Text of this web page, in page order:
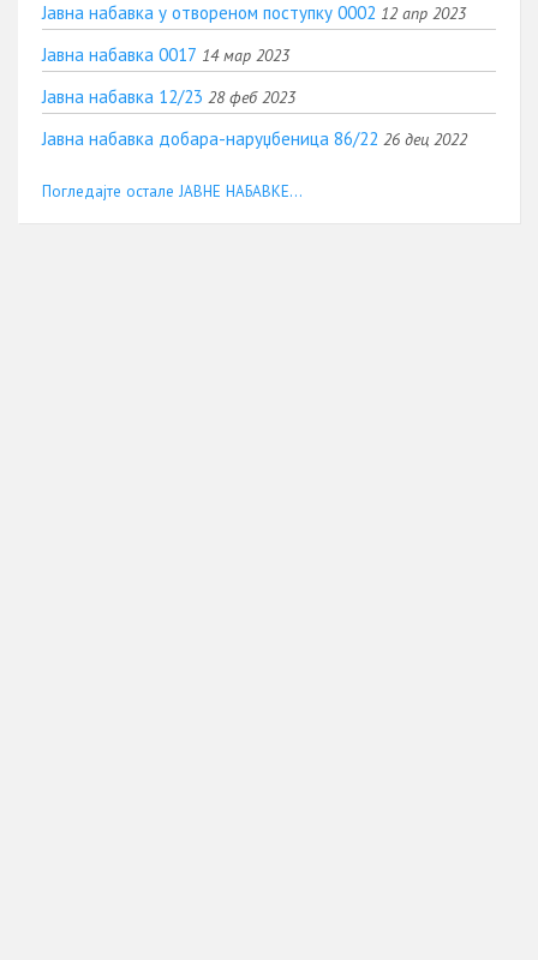
Јавна набавка у отвореном поступку 0002 12 апр 2023
Јавна набавка 0017 14 мар 2023
Јавна набавка 12/23 28 феб 2023
Јавна набавка добара-наруџбеница 86/22 26 дец 2022
Погледајте остале ЈАВНЕ НАБАВКЕ...